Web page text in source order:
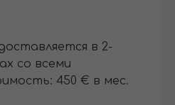
в 2-
со всеми
450 € в мес.